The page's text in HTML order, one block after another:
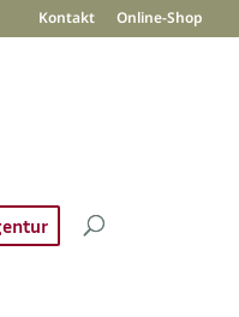
Kontakt Online-Shop